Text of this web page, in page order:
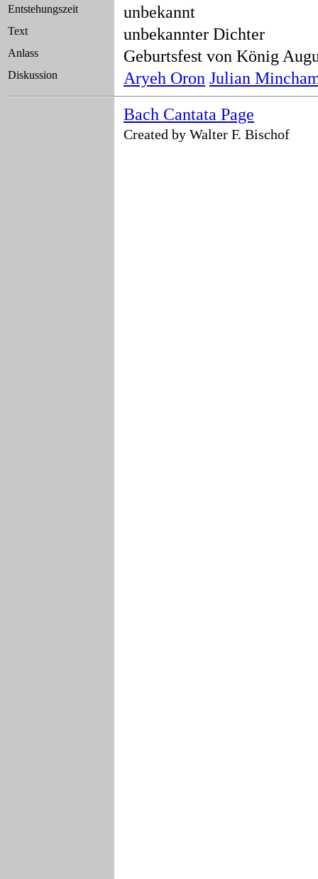
Entstehungszeit unbekannt
Text unbekannter Dichter
Anlass Geburtsfest von König
Diskussion Aryeh Oron Julian
Bach Cantata Page
Created by Walter F. Bischof